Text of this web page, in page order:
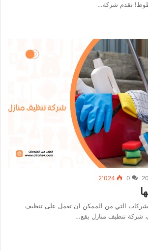
تقدم شركة…
0 2٬024
التي من الممكن ان تعمل على تنظيف
شركة تنظيف منازل يقع…